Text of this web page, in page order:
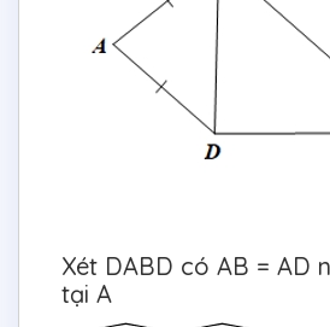
Xét DABD có AB = AD
tại A